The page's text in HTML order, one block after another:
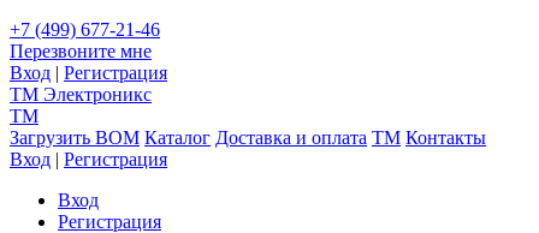
+7 (499) 677-21-46
Перезвоните мне
Вход | Регистрация
TM Электроникс
TM
Загрузить BOM Каталог Доставка и оплата TM Контакты
Вход | Регистрация
Вход
Регистрация